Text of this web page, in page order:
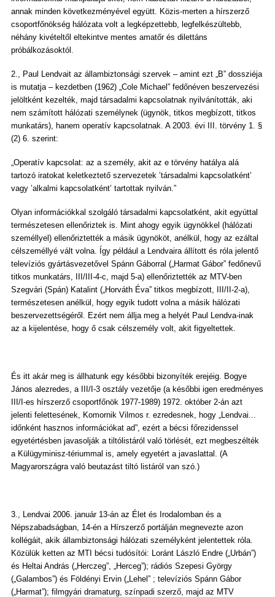
annak minden következményével együtt. Közis-merten a hírszerző
csoportfőnökség hálózata volt a legképzettebb, legfelkészültebb,
néhány kivételtől eltekintve mentes amatőr és dilettáns
próbálkozásoktól.
2., Paul Lendvait az állambiztonsági szervek – amint ezt „B” dossziéja
is mutatja – kezdetben (1962) „Cole Michael” fedőnéven beszervezési
jelöltként kezelték, majd társadalmi kapcsolatnak nyilvánították, aki
nem számított hálózati személynek (ügynök, titkos megbízott, titkos
munkatárs), hanem operatív kapcsolatnak. A 2003. évi III. törvény 1. §
(2) 6. szerint:
„Operatív kapcsolat: az a személy, akit az e törvény hatálya alá
tartozó iratokat keletkeztető szervezetek ’társadalmi kapcsolatként’
vagy ’alkalmi kapcsolatként’ tartottak nyilván.”
Olyan információkkal szolgáló társadalmi kapcsolatként, akit egyúttal
természetesen ellenőriztek is. Mint ahogy egyik ügynökkel (hálózati
személlyel) ellenőriztették a másik ügynököt, anélkül, hogy az ezáltal
célszeméllyé vált volna. Így például a Lendvaira állított és róla jelentő
televíziós gyártásvezetővel Spánn Gáborral („Harmat Gábor” fedőnevű
titkos munkatárs, III/III-4-c, majd 5-a) ellenőriztették az MTV-ben
Szegvári (Spán) Katalint („Horváth Éva” titkos megbízott, III/II-2-a),
természetesen anélkül, hogy egyik tudott volna a másik hálózati
beszervezettségéről. Ezért nem állja meg a helyét Paul Lendva-inak
az a kijelentése, hogy ő csak célszemély volt, akit figyeltettek.
És itt akár meg is állhatunk egy későbbi bizonyíték erejéig. Bogye
János alezredes, a III/I-3 osztály vezetője (a későbbi igen eredményes
III/I-es hírszerző csoportfőnök 1977-1989) 1972. október 2-án azt
jelenti felettesének, Komornik Vilmos r. ezredesnek, hogy „Lendvai...
időnként hasznos információkat ad”, ezért a bécsi főrezidenssel
egyetértésben javasolják a tiltólistáról való törlését, ezt megbeszélték
a Külügyminisz-tériummal is, amely egyetért a javaslattal. (A
Magyarországra való beutazást tiltó listáról van szó.)
3., Lendvai 2006. január 13-án az Élet és Irodalomban és a
Népszabadságban, 14-én a Hírszerző portálján megnevezte azon
kollégáit, akik állambiztonsági hálózati személyként jelentettek róla.
Közülük ketten az MTI bécsi tudósítói: Loránt László Endre („Urbán”)
és Heltai András („Herczeg”, „Herceg”); rádiós Szepesi György
(„Galambos”) és Földényi Ervin („Lehel” ; televíziós Spánn Gábor
(„Harmat”); filmgyári dramaturg, színpadi szerző, majd az MTV